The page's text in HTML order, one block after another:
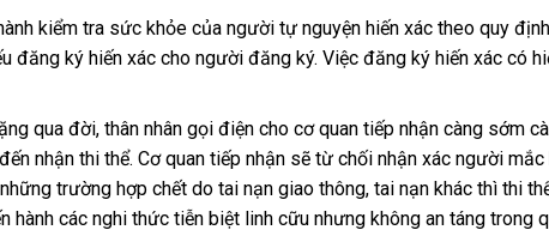
kiểm tra sức khỏe của người tự nguyện hiến xác theo quy
đăng ký hiến xác cho người đăng ký. Việc đăng ký hiến xác có
qua đời, thân nhân gọi điện cho cơ quan tiếp nhận càng sớm
nhận thi thể. Cơ quan tiếp nhận sẽ từ chối nhận xác người
trường hợp chết do tai nạn giao thông, tai nạn khác thì thi
hành các nghi thức tiễn biệt linh cữu nhưng không an táng trong